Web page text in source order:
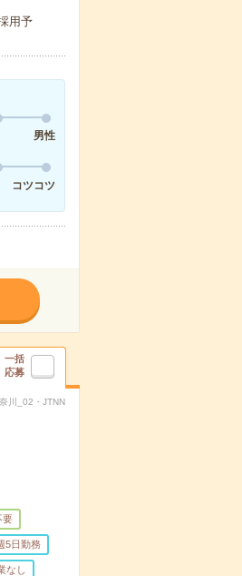
用予
男性
コツコツ
一括
応募
川_02・JTNN
要
5日勤務
なし